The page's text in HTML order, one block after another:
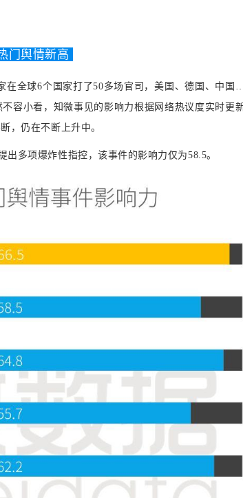
门舆情新高
在全球6个国家打了50多场官司，美国、德国、中
容小看，知微事见的影响力根据网络热议度实时更新
，仍在不断上升中。
多项爆炸性指控，该事件的影响力仅为58.5。